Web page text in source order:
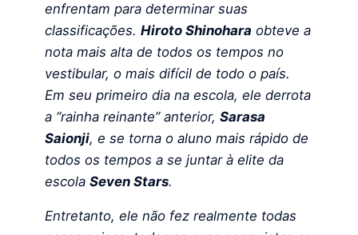
enfrentam para determinar suas
classificações. Hiroto Shinohara obteve a
nota mais alta de todos os tempos no
vestibular, o mais difícil de todo o país.
Em seu primeiro dia na escola, ele derrota
a “rainha reinante” anterior, Sarasa
Saionji, e se torna o aluno mais rápido de
todos os tempos a se juntar à elite da
escola Seven Stars.
Entretanto, ele não fez realmente todas